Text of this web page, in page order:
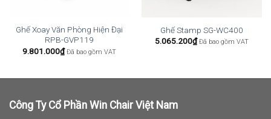
Ghế Xoay Văn Phòng Hiện Đại
RPB-GVP119
9.801.000₫ Đã bao gồm VAT
Ghế Stamp SG-WC400
5.065.200₫ Đã bao gồm VAT
Công Ty Cổ Phần Win Chair Việt Nam